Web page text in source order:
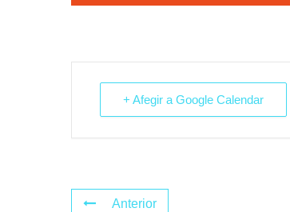
+ Afegir a Google Calendar
Anterior